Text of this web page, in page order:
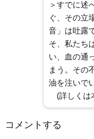
＞すでに述
ぐ、その立
音」は吐露
そ、私たち
い、血の通
まう。その
油を注いで
(詳しくは
コメントする